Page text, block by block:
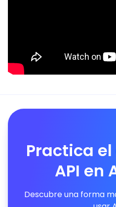
Practica
API en
Descubre una forma